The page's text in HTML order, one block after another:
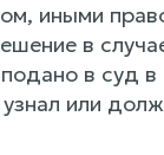
иными
в
в суд
или